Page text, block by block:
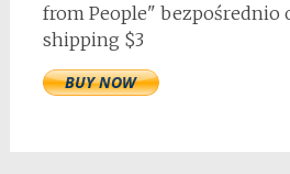
from People" bezpośrednio
shipping $3